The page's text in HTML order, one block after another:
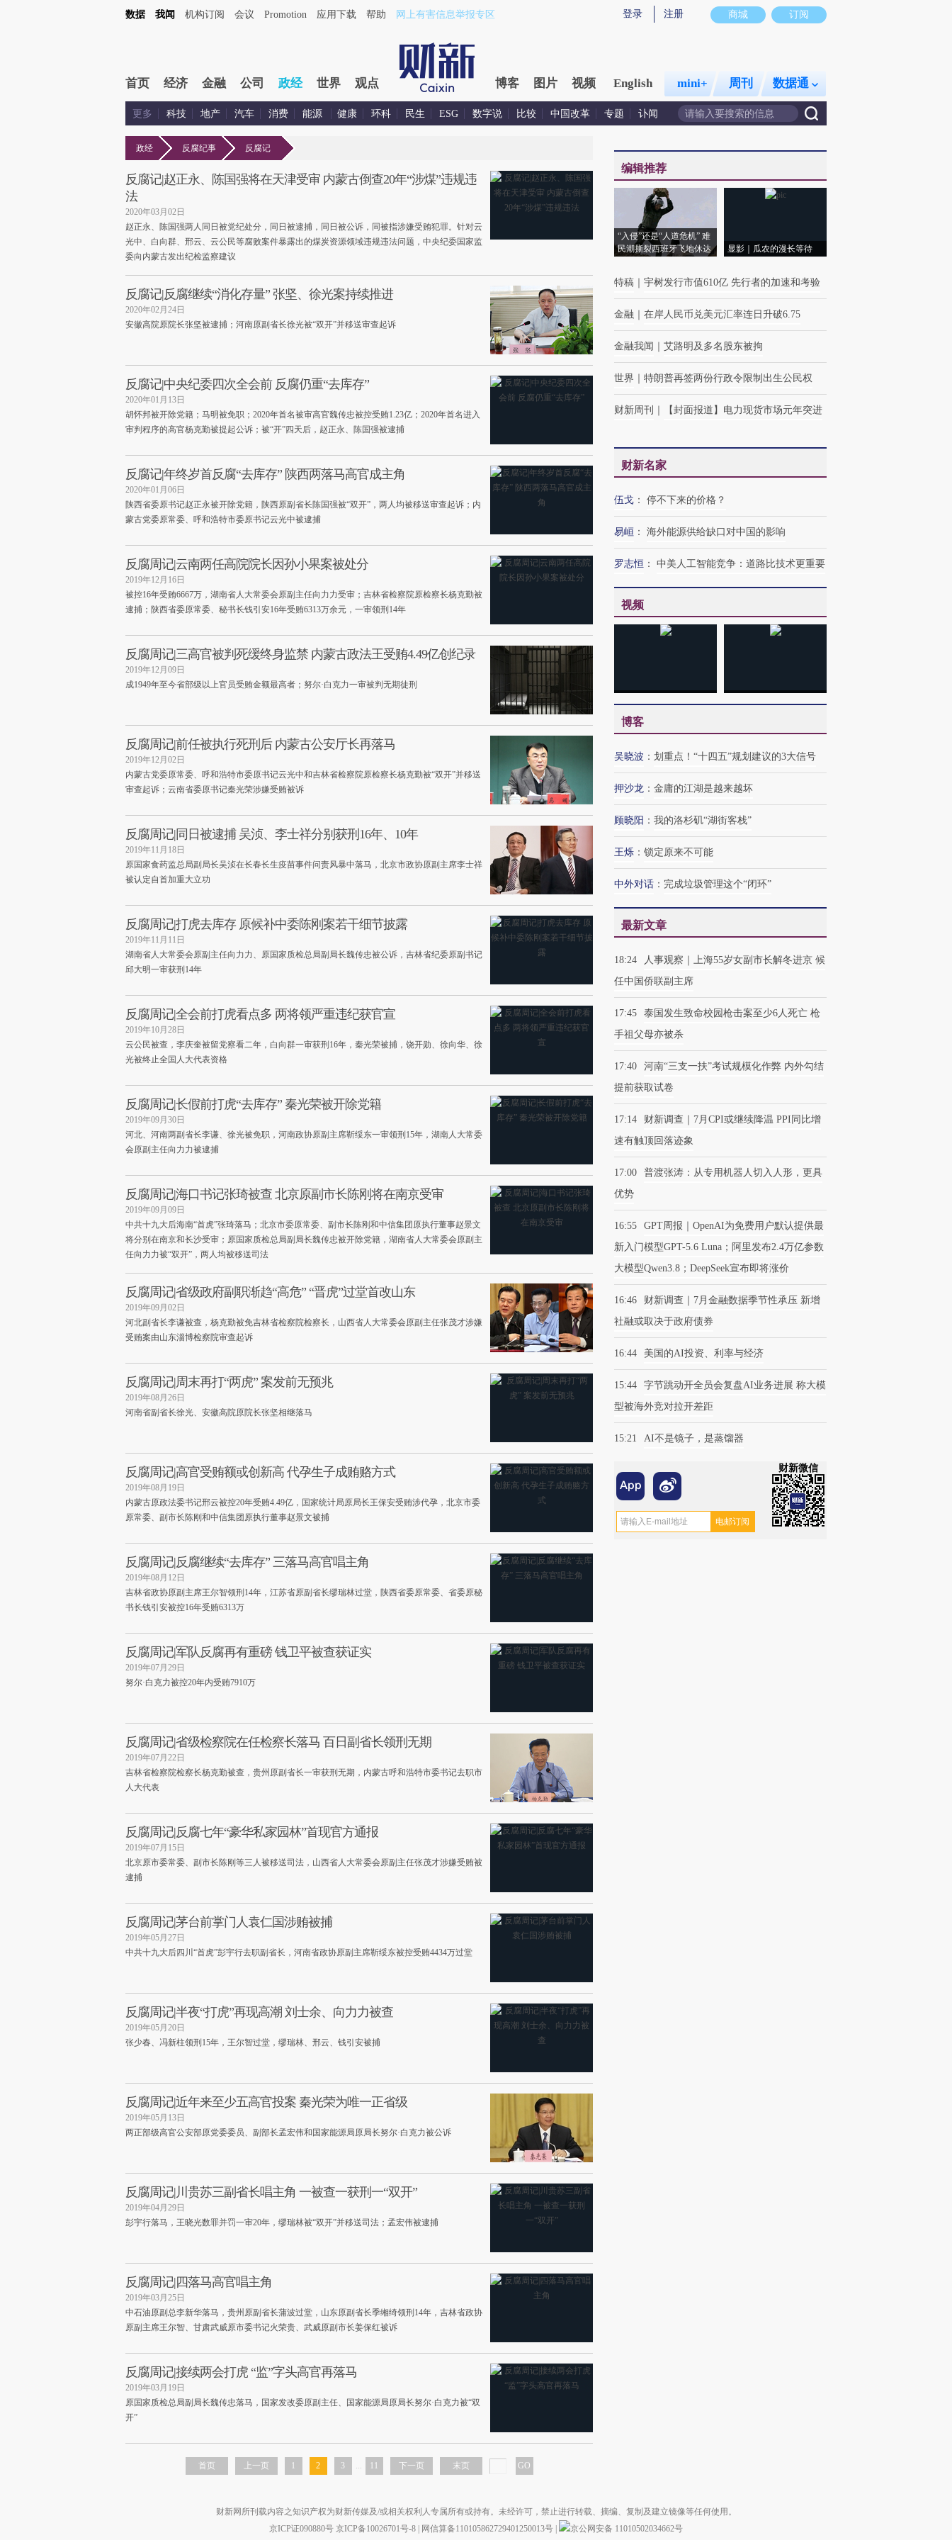
商城 订阅
登录 注册
数据 我闻 机构订阅 会议 Promotion 应用下载 帮助 网上有害信息举报专区
首页 经济 金融 公司 政经 世界 观点 博客 图片 视频 English mini+ 周刊 数据通
更多 科技 地产 汽车 消费 能源 健康 环科 民生 ESG 数字说 比较 中国改革 专题 讣闻
政经 反腐纪事 反腐记
反腐记|赵正永、陈国强将在天津受审 内蒙古倒查20年“涉煤”违规违
法
2020年03月02日
赵正永、陈国强两人同日被党纪处分，同日被逮捕，同日被公诉，同被指涉嫌受贿犯罪。针对云
光中、白向群、邢云、云公民等腐败案件暴露出的煤炭资源领域违规违法问题，中央纪委国家监
委向内蒙古发出纪检监察建议
反腐记|反腐继续“消化存量” 张坚、徐光案持续推进
2020年02月24日
安徽高院原院长张坚被逮捕；河南原副省长徐光被“双开”并移送审查起诉
反腐记|中央纪委四次全会前 反腐仍重“去库存”
2020年01月13日
胡怀邦被开除党籍；马明被免职；2020年首名被审高官魏传忠被控受贿1.23亿；2020年首名进入
审判程序的高官杨克勤被提起公诉；被“开”四天后，赵正永、陈国强被逮捕
反腐记|年终岁首反腐“去库存” 陕西两落马高官成主角
2020年01月06日
陕西省委原书记赵正永被开除党籍，陕西原副省长陈国强被“双开”，两人均被移送审查起诉；内
蒙古党委原常委、呼和浩特市委原书记云光中被逮捕
反腐周记|云南两任高院院长因孙小果案被处分
2019年12月16日
被控16年受贿6667万，湖南省人大常委会原副主任向力力受审；吉林省检察院原检察长杨克勤被
逮捕；陕西省委原常委、秘书长钱引安16年受贿6313万余元，一审领刑14年
反腐周记|三高官被判死缓终身监禁 内蒙古政法王受贿4.49亿创纪录
2019年12月09日
成1949年至今省部级以上官员受贿金额最高者；努尔·白克力一审被判无期徒刑
反腐周记|前任被执行死刑后 内蒙古公安厅长再落马
2019年12月02日
内蒙古党委原常委、呼和浩特市委原书记云光中和吉林省检察院原检察长杨克勤被“双开”并移送
审查起诉；云南省委原书记秦光荣涉嫌受贿被诉
反腐周记|同日被逮捕 吴浈、李士祥分别获刑16年、10年
2019年11月18日
原国家食药监总局副局长吴浈在长春长生疫苗事件问责风暴中落马，北京市政协原副主席李士祥
被认定自首加重大立功
反腐周记|打虎去库存 原候补中委陈刚案若干细节披露
2019年11月11日
湖南省人大常委会原副主任向力力、原国家质检总局副局长魏传忠被公诉，吉林省纪委原副书记
邱大明一审获刑14年
反腐周记|全会前打虎看点多 两将领严重违纪获官宣
2019年10月28日
云公民被查，李庆奎被留党察看二年，白向群一审获刑16年，秦光荣被捕，饶开勋、徐向华、徐
光被终止全国人大代表资格
反腐周记|长假前打虎“去库存” 秦光荣被开除党籍
2019年09月30日
河北、河南两副省长李谦、徐光被免职，河南政协原副主席靳绥东一审领刑15年，湖南人大常委
会原副主任向力力被逮捕
反腐周记|海口书记张琦被查 北京原副市长陈刚将在南京受审
2019年09月09日
中共十九大后海南“首虎”张琦落马；北京市委原常委、副市长陈刚和中信集团原执行董事赵景文
将分别在南京和长沙受审；原国家质检总局副局长魏传忠被开除党籍，湖南省人大常委会原副主
任向力力被“双开”，两人均被移送司法
反腐周记|省级政府副职渐趋“高危” “晋虎”过堂首改山东
2019年09月02日
河北副省长李谦被查，杨克勤被免吉林省检察院检察长，山西省人大常委会原副主任张茂才涉嫌
受贿案由山东淄博检察院审查起诉
反腐周记|周末再打“两虎” 案发前无预兆
2019年08月26日
河南省副省长徐光、安徽高院原院长张坚相继落马
反腐周记|高官受贿额或创新高 代孕生子成贿赂方式
2019年08月19日
内蒙古原政法委书记邢云被控20年受贿4.49亿，国家统计局原局长王保安受贿涉代孕，北京市委
原常委、副市长陈刚和中信集团原执行董事赵景文被捕
反腐周记|反腐继续“去库存” 三落马高官唱主角
2019年08月12日
吉林省政协原副主席王尔智领刑14年，江苏省原副省长缪瑞林过堂，陕西省委原常委、省委原秘
书长钱引安被控16年受贿6313万
反腐周记|军队反腐再有重磅 钱卫平被查获证实
2019年07月29日
努尔·白克力被控20年内受贿7910万
反腐周记|省级检察院在任检察长落马 百日副省长领刑无期
2019年07月22日
吉林省检察院检察长杨克勤被查，贵州原副省长一审获刑无期，内蒙古呼和浩特市委书记去职市
人大代表
反腐周记|反腐七年“豪华私家园林”首现官方通报
2019年07月15日
北京原市委常委、副市长陈刚等三人被移送司法，山西省人大常委会原副主任张茂才涉嫌受贿被
逮捕
反腐周记|茅台前掌门人袁仁国涉贿被捕
2019年05月27日
中共十九大后四川“首虎”彭宇行去职副省长，河南省政协原副主席靳绥东被控受贿4434万过堂
反腐周记|半夜“打虎”再现高潮 刘士余、向力力被查
2019年05月20日
张少春、冯新柱领刑15年，王尔智过堂，缪瑞林、邢云、钱引安被捕
反腐周记|近年来至少五高官投案 秦光荣为唯一正省级
2019年05月13日
两正部级高官公安部原党委委员、副部长孟宏伟和国家能源局原局长努尔·白克力被公诉
反腐周记|川贵苏三副省长唱主角 一被查一获刑一“双开”
2019年04月29日
彭宇行落马，王晓光数罪并罚一审20年，缪瑞林被“双开”并移送司法；孟宏伟被逮捕
反腐周记|四落马高官唱主角
2019年03月25日
中石油原副总李新华落马，贵州原副省长蒲波过堂，山东原副省长季缃绮领刑14年，吉林省政协
原副主席王尔智、甘肃武威原市委书记火荣贵、武威原副市长姜保红被诉
反腐周记|接续两会打虎 “监”字头高官再落马
2019年03月19日
原国家质检总局副局长魏传忠落马，国家发改委原副主任、国家能源局原局长努尔·白克力被“双
开”
首页 上一页 1 2 3 ... 11 下一页 末页 GO
编辑推荐
“入侵”还是“人道危机” 难
民潮撕裂西班牙飞地休达
显影｜瓜农的漫长等待
特稿 宇树发行市值610亿 先行者的加速和考验
金融 在岸人民币兑美元汇率连日升破6.75
金融我闻 艾路明及多名股东被拘
世界 特朗普再签两份行政令限制出生公民权
财新周刊 【封面报道】电力现货市场元年突进
财新名家
伍戈 ： 停不下来的价格？
易峘 ： 海外能源供给缺口对中国的影响
罗志恒 ： 中美人工智能竞争：道路比技术更重要
视频
博客
吴晓波 ： 划重点！“十四五”规划建议的3大信号
押沙龙 ： 金庸的江湖是越来越坏
顾晓阳 ： 我的洛杉矶“湖街客栈”
王烁 ： 锁定原来不可能
中外对话 ： 完成垃圾管理这个“闭环”
最新文章
18:24
人事观察｜上海55岁女副市长解冬进京 候
任中国侨联副主席
17:45
泰国发生致命校园枪击案至少6人死亡 枪
手祖父母亦被杀
17:40
河南“三支一扶”考试规模化作弊 内外勾结
提前获取试卷
17:14
财新调查｜7月CPI或继续降温 PPI同比增
速有触顶回落迹象
17:00
普渡张涛：从专用机器人切入人形，更具
优势
16:55
GPT周报｜OpenAI为免费用户默认提供最
新入门模型GPT-5.6 Luna；阿里发布2.4万亿参数
大模型Qwen3.8；DeepSeek宣布即将涨价
16:46
财新调查｜7月金融数据季节性承压 新增
社融或取决于政府债券
16:44 美国的AI投资、利率与经济
15:44
字节跳动开全员会复盘AI业务进展 称大模
型被海外竞对拉开差距
15:21 AI不是镜子，是蒸馏器
财新微信
财新网所刊载内容之知识产权为财新传媒及/或相关权利人专属所有或持有。未经许可，禁止进行转载、摘编、复制及建立镜像等任何使用。
京ICP证090880号 京ICP备10026701号-8 网信算备110105862729401250013号 京公网安备 11010502034662号